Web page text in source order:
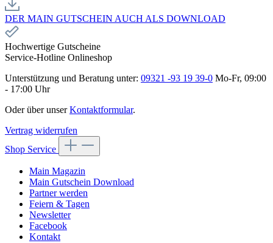
DER MAIN GUTSCHEIN AUCH ALS DOWNLOAD
Hochwertige Gutscheine
Service-Hotline Onlineshop
Unterstützung und Beratung unter: 09321 -93 19 39-0 Mo-Fr, 09:00
- 17:00 Uhr
Oder über unserKontaktformular.
Vertrag widerrufen
Shop Service
Main Magazin
Main Gutschein Download
Partner werden
Feiern & Tagen
Newsletter
Facebook
Kontakt